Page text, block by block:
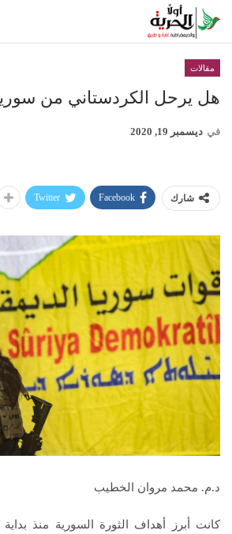
مقالات
هل يرحل الكردستاني من
في ديسمبر 19, 2020
شارك Facebook
Twitter
د.م. محمد مروان الخطيب
كانت أبرز أهداف الثورة السورية منذ بداية